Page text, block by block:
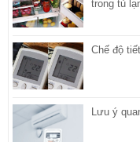
trong tủ
Chế độ
Lưu ý